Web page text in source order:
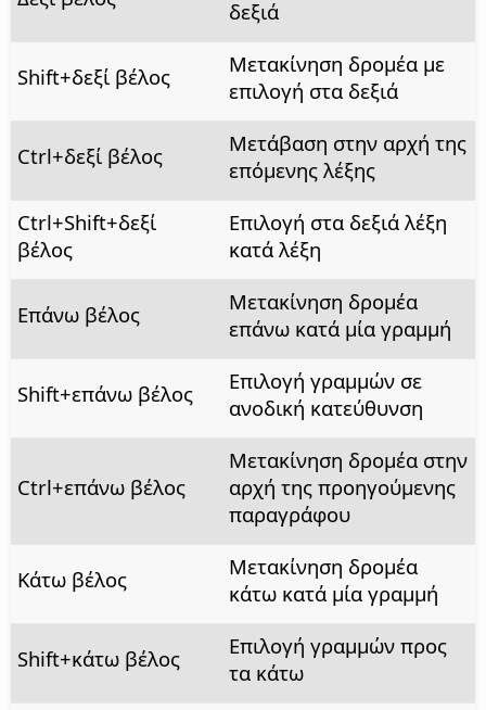
δεξιά
Shift+δεξί βέλος
Μετακίνηση δρομέα με
επιλογή στα δεξιά
Ctrl+δεξί βέλος
Μετάβαση στην αρχή της
επόμενης λέξης
Ctrl+Shift+δεξί
βέλος
Επιλογή στα δεξιά λέξη
κατά λέξη
Επάνω βέλος
Μετακίνηση δρομέα
επάνω κατά μία γραμμή
Shift+επάνω βέλος
Επιλογή γραμμών σε
ανοδική κατεύθυνση
Ctrl+επάνω βέλος
Μετακίνηση δρομέα στην
αρχή της προηγούμενης
παραγράφου
Κάτω βέλος
Μετακίνηση δρομέα
κάτω κατά μία γραμμή
Shift+κάτω βέλος
Επιλογή γραμμών προς
τα κάτω